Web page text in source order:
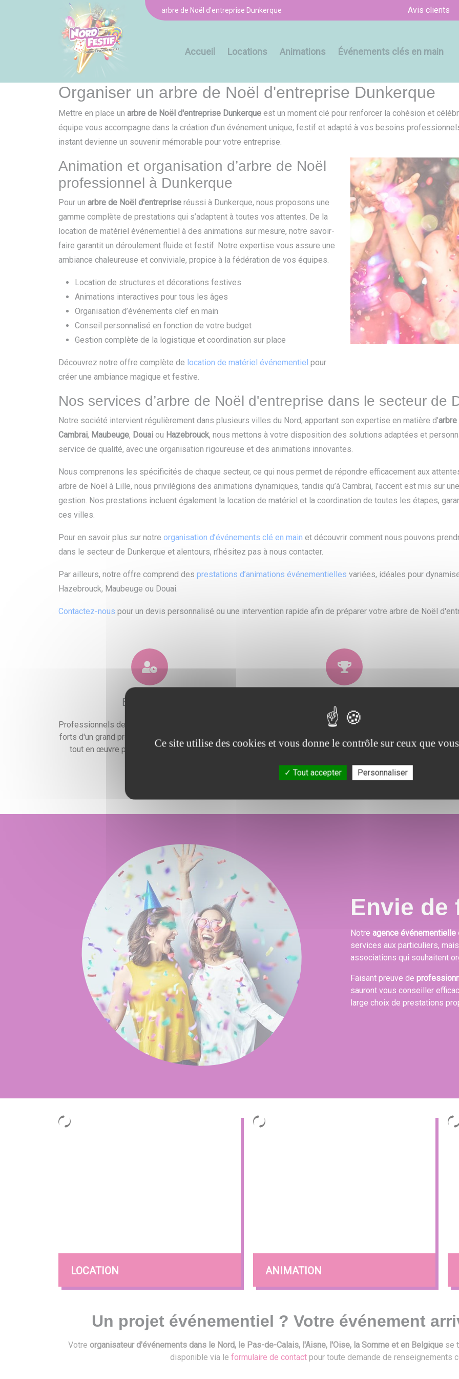
arbre de Noël d'entreprise Dunkerque Avis clients
Accueil Locations Animations Événements clés en main
Organiser un arbre de Noël d'entreprise Dunkerque
Mettre en place un arbre de Noël d'entreprise Dunkerque est un moment clé pour renforcer la cohésion et
équipe vous accompagne dans la création d’un événement unique, festif et adapté à vos besoins
instant devienne un souvenir mémorable pour votre entreprise.
Animation et organisation d’arbre de Noël
professionnel à Dunkerque
Pour un arbre de Noël d'entreprise réussi à Dunkerque, nous proposons une
gamme complète de prestations qui s’adaptent à toutes vos attentes. De la
location de matériel événementiel à des animations sur mesure, notre savoir-
faire garantit un déroulement fluide et festif. Notre expertise vous assure une
ambiance chaleureuse et conviviale, propice à la fédération de vos équipes.
Location de structures et décorations festives
Animations interactives pour tous les âges
Organisation d’événements clef en main
Conseil personnalisé en fonction de votre budget
Gestion complète de la logistique et coordination sur place
Découvrez notre offre complète de location de matériel événementiel pour
créer une ambiance magique et festive.
Nos services d’arbre de Noël d'entreprise dans le secteur de
Notre société intervient régulièrement dans plusieurs villes du Nord, apportant son expertise en matière d’
Cambrai, Maubeuge, Douai ou Hazebrouck, nous mettons à votre disposition des solutions adaptées et
service de qualité, avec une organisation rigoureuse et des animations innovantes.
Nous comprenons les spécificités de chaque secteur, ce qui nous permet de répondre efficacement aux
arbre de Noël à Lille, nous privilégions des animations dynamiques, tandis qu’à Cambrai, l’accent est mis sur
gestion. Nos prestations incluent également la location de matériel et la coordination de toutes les étapes,
ces villes.
Pour en savoir plus sur notre organisation d’événements clé en main et découvrir comment nous pouvons
dans le secteur de Dunkerque et alentours, n’hésitez pas à nous contacter.
Par ailleurs, notre offre comprend des prestations d’animations événementielles variées, idéales pour
Hazebrouck, Maubeuge ou Douai.
Contactez-nous pour un devis personnalisé ou une intervention rapide afin de préparer votre arbre de Noël
Expérience
Professionnels de l'événementiel expérimentés et
forts d'un grand professionnalisme, nous mettrons
tout en œuvre pour satisfaire vos exigences.
Soucieux de la satisfaction de nos clients, nous
proposons un large choix de prestations qui
combleront toutes vos attentes, besoins et envies
Envie de
Notre agence
services aux particuliers,
associations qui souhaitent
Faisant preuve de
sauront vous conseiller
large choix de prestations
LOCATION ANIMATION
Un projet événementiel ? Votre événement
Votre organisateur d'événements dans le Nord, le Pas-de-Calais, l'Aisne, l'Oise, la Somme et en Belgique se
disponible via le formulaire de contact pour toute demande de renseignements
Panneau de gestion des cookies
Ce site utilise des cookies et vous donne le contrôle sur ceux que
Tout accepter Personnaliser